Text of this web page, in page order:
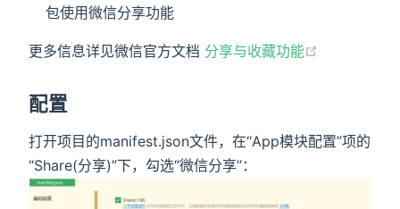
包使用微信分享功能
更多信息详见微信官方文档 分享与收藏功能
配置
打开项目的manifest.json文件，在“App模块配置”项的
“Share(分享)”下，勾选“微信分享”：